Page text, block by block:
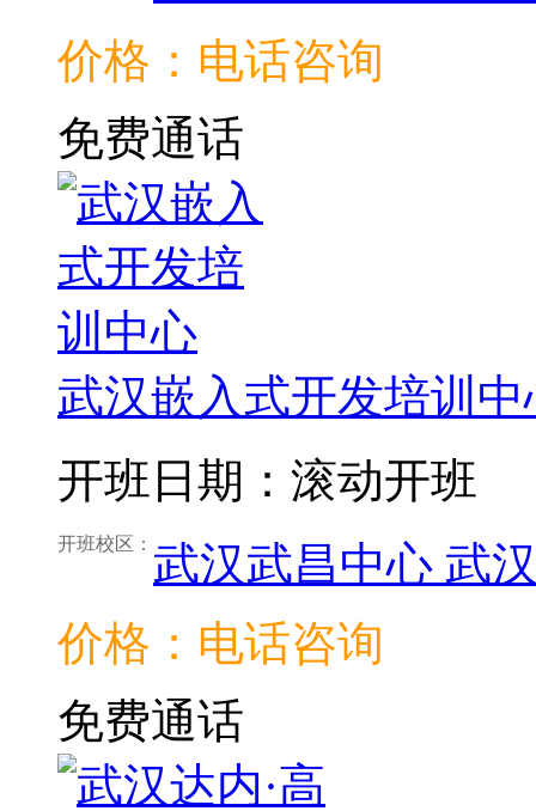
价格：电话咨询
免费通话
武汉嵌入式开发培训中
开班日期：滚动开班
开班校区： 武汉武昌中心 武
价格：电话咨询
免费通话